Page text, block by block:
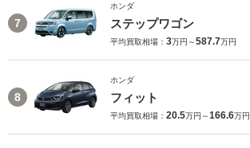
7
ホンダ
ステップワゴン
平均買取相場： 3万円～587.7万円
8
ホンダ
フィット
平均買取相場： 20.5万円～166.6万円